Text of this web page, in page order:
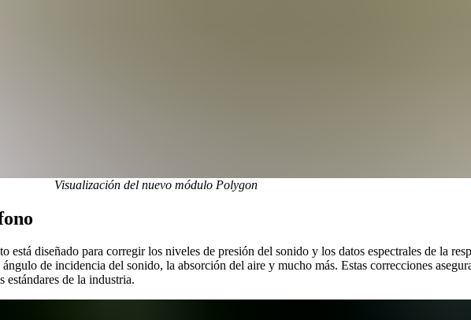
Visualización del nuevo módulo Polygon
está diseñado para corregir los niveles de presión del sonido y los datos espectrales de la
de incidencia del sonido, la absorción del aire y mucho más. Estas correcciones
estándares de la industria.